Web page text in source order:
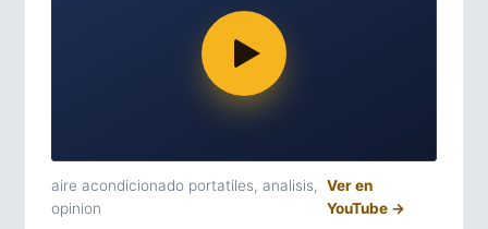
aire acondicionado portatiles, analisis,
opinion
Ver en
YouTube →